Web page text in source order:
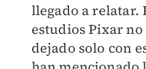
llegado a relatar.
estudios Pixar no
dejado solo con